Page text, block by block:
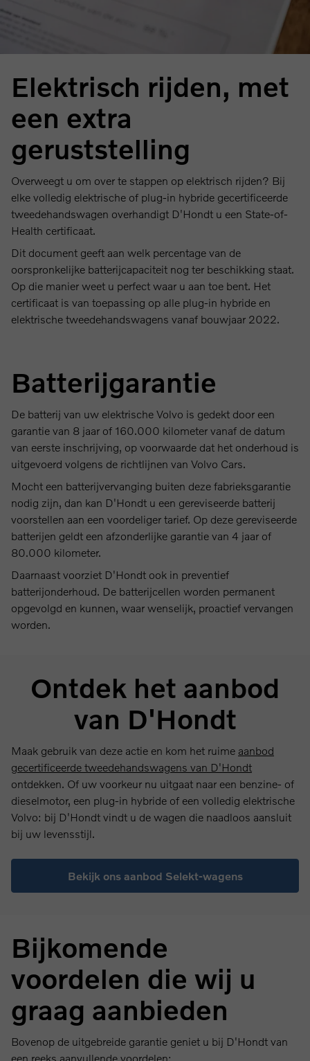
Elektrisch rijden, met
een extra
geruststelling
Overweegt u om over te stappen op elektrisch rijden? Bij
elke volledig elektrische of plug-in hybride gecertificeerde
tweedehandswagen overhandigt D'Hondt u een State-of-
Health certificaat.
Dit document geeft aan welk percentage van de
oorspronkelijke batterijcapaciteit nog ter beschikking staat.
Op die manier weet u perfect waar u aan toe bent. Het
certificaat is van toepassing op alle plug-in hybride en
elektrische tweedehandswagens vanaf bouwjaar 2022.
Batterijgarantie
De batterij van uw elektrische Volvo is gedekt door een
garantie van 8 jaar of 160.000 kilometer vanaf de datum
van eerste inschrijving, op voorwaarde dat het onderhoud is
uitgevoerd volgens de richtlijnen van Volvo Cars.
Mocht een batterijvervanging buiten deze fabrieksgarantie
nodig zijn, dan kan D'Hondt u een gereviseerde batterij
voorstellen aan een voordeliger tarief. Op deze gereviseerde
batterijen geldt een afzonderlijke garantie van 4 jaar of
80.000 kilometer.
Daarnaast voorziet D'Hondt ook in preventief
batterijonderhoud. De batterijcellen worden permanent
opgevolgd en kunnen, waar wenselijk, proactief vervangen
worden.
Ontdek het aanbod
van D'Hondt
Maak gebruik van deze actie en kom het ruime aanbod
gecertificeerde tweedehandswagens van D'Hondt
ontdekken. Of uw voorkeur nu uitgaat naar een benzine- of
dieselmotor, een plug-in hybride of een volledig elektrische
Volvo: bij D'Hondt vindt u de wagen die naadloos aansluit
bij uw levensstijl.
Bekijk ons aanbod Selekt-wagens
Bijkomende
voordelen die wij u
graag aanbieden
Bovenop de uitgebreide garantie geniet u bij D'Hondt van
een reeks aanvullende voordelen: